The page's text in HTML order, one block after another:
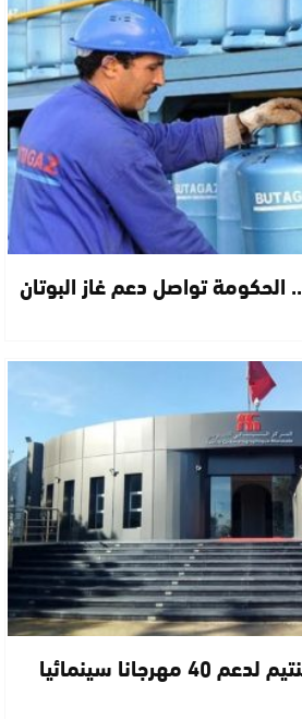
مشروع مالية 2027.. الحكومة تواصل دعم غاز البوتان
أزيد من 2.6 مليار سنتيم لدعم 40 مهرجانا سينمائيا